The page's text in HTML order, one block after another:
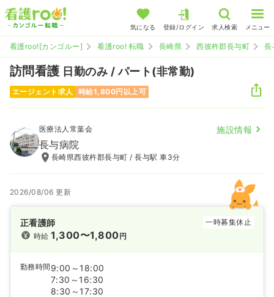
気になる 登録/ログイン 求人検索 メニュー
看護roo![カンゴルー] 看護roo! 転職 長崎県 西彼杵郡長与町 長
訪問看護 日勤のみ / パート(非常勤)
エージェント求人 時給1,800円以上可
医療法人常葉会 施設情報
長与病院
長崎県西彼杵郡長与町 / 長与駅 車3分
2026/08/06 更新
正看護師
一時募集休止
時給1,300〜1,800円
勤務時間 9:00～18:00
7:30～16:30
8:30～17:30